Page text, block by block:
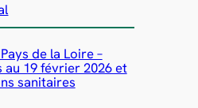
de la Loire –
19 février 2026 et
sanitaires